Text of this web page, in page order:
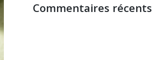
Commentaires récents